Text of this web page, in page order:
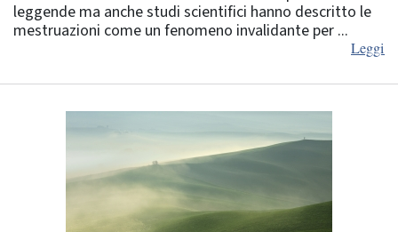
leggende ma anche studi scientifici hanno descritto le
mestruazioni come un fenomeno invalidante per ...
Leggi